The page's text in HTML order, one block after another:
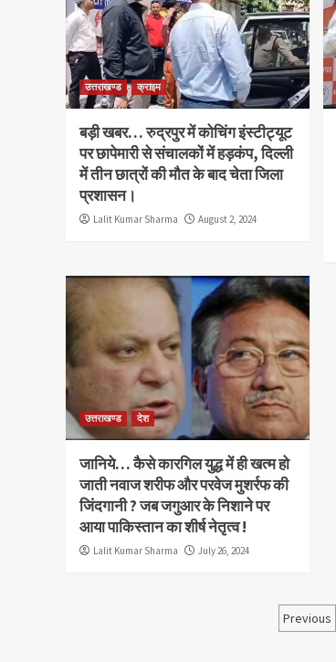
उत्तराखण्ड क्राइम
बड़ी खबर… रुद्रपुर में कोचिंग इंस्टीट्यूट
पर छापेमारी से संचालकों में हड़कंप, दिल्ली
में तीन छात्रों की मौत के बाद चेता जिला
प्रशासन।
Lalit Kumar Sharma August 2, 2024
उत्तराखण्ड देश
जानिये… कैसे कारगिल युद्ध में ही खत्म हो
जाती नवाज शरीफ और परवेज मुशर्रफ की
जिंदगानी ? जब जगुआर के निशाने पर
आया पाकिस्तान का शीर्ष नेतृत्व !
Lalit Kumar Sharma July 26, 2024
Posts
Previous